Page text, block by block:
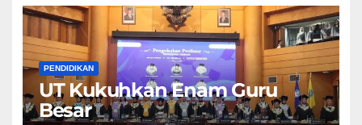
PENDIDIKAN
UT Kukuhkan Enam Guru
Besar